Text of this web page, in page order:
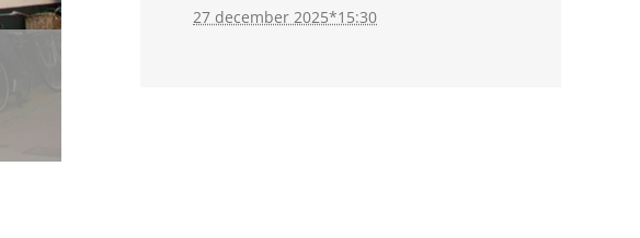
27 december 2025*15:30